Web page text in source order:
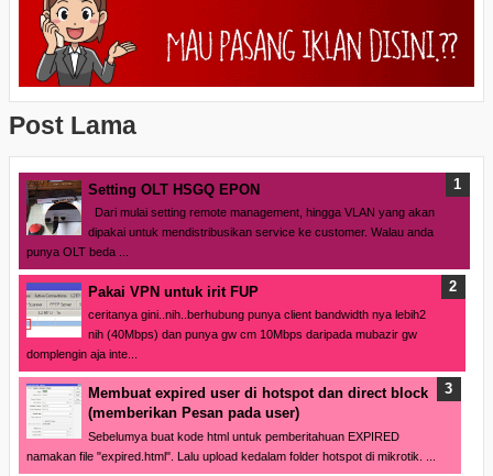
Post Lama
Setting OLT HSGQ EPON
Dari mulai setting remote management, hingga VLAN yang akan
dipakai untuk mendistribusikan service ke customer. Walau anda
punya OLT beda ...
Pakai VPN untuk irit FUP
ceritanya gini..nih..berhubung punya client bandwidth nya lebih2
nih (40Mbps) dan punya gw cm 10Mbps daripada mubazir gw
domplengin aja inte...
Membuat expired user di hotspot dan direct block
(memberikan Pesan pada user)
Sebelumya buat kode html untuk pemberitahuan EXPIRED
namakan file "expired.html". Lalu upload kedalam folder hotspot di mikrotik. ...